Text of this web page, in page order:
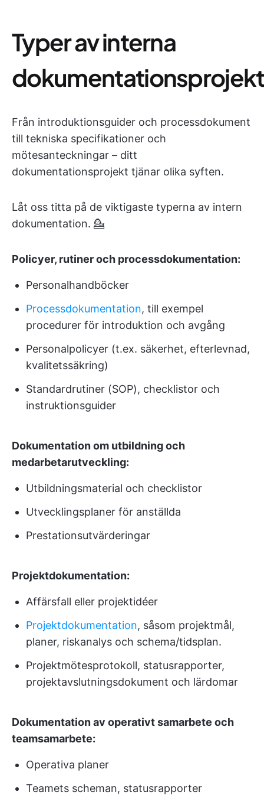
Typer av interna
dokumentationsprojekt
Från introduktionsguider och processdokument
till tekniska specifikationer och
mötesanteckningar – ditt
dokumentationsprojekt tjänar olika syften.
Låt oss titta på de viktigaste typerna av intern
dokumentation. 💁
Policyer, rutiner och processdokumentation:
Personalhandböcker
Processdokumentation, till exempel
procedurer för introduktion och avgång
Personalpolicyer (t.ex. säkerhet, efterlevnad,
kvalitetssäkring)
Standardrutiner (SOP), checklistor och
instruktionsguider
Dokumentation om utbildning och
medarbetarutveckling:
Utbildningsmaterial och checklistor
Utvecklingsplaner för anställda
Prestationsutvärderingar
Projektdokumentation:
Affärsfall eller projektidéer
Projektdokumentation, såsom projektmål,
planer, riskanalys och schema/tidsplan.
Projektmötesprotokoll, statusrapporter,
projektavslutningsdokument och lärdomar
Dokumentation av operativt samarbete och
teamsamarbete:
Operativa planer
Teamets scheman, statusrapporter